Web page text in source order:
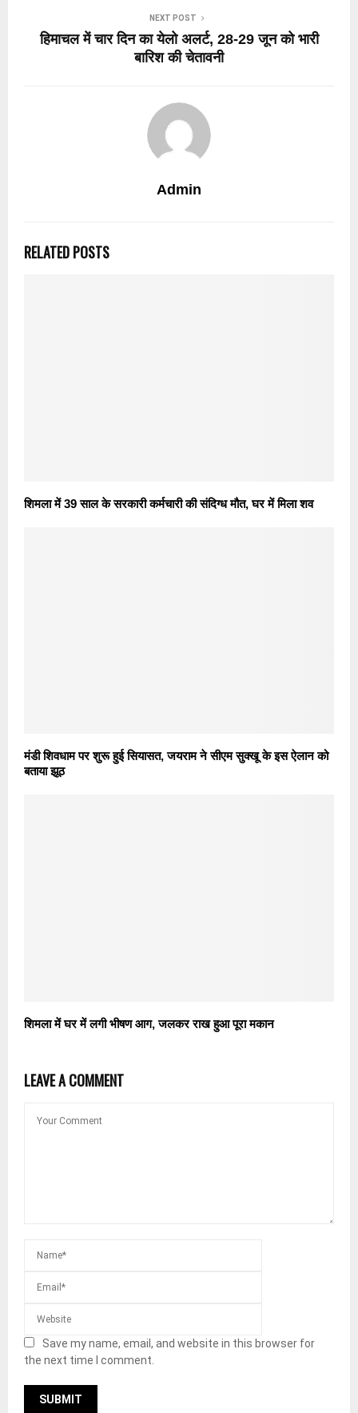
NEXT POST
हिमाचल में चार दिन का येलो अलर्ट, 28-29 जून को भारी
बारिश की चेतावनी
Admin
RELATED POSTS
शिमला में 39 साल के सरकारी कर्मचारी की संदिग्ध मौत, घर में मिला शव
मंडी शिवधाम पर शुरू हुई सियासत, जयराम ने सीएम सुक्खू के इस ऐलान को
बताया झूठ
शिमला में घर में लगी भीषण आग, जलकर राख हुआ पूरा मकान
LEAVE A COMMENT
Save my name, email, and website in this browser for
the next time I comment.